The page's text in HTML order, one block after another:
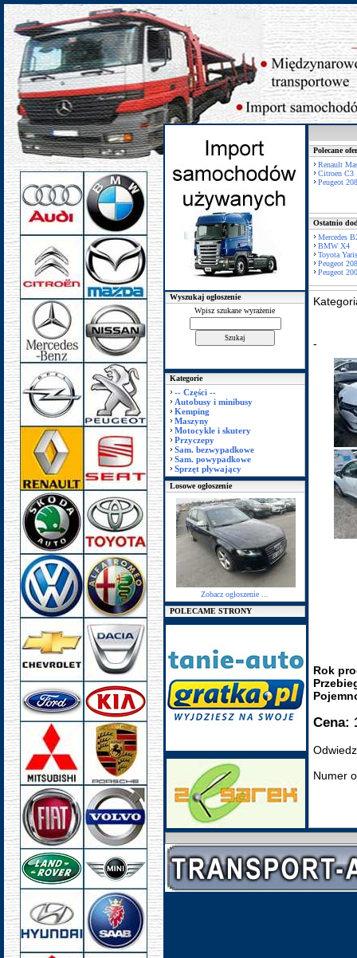
Wyszukaj ogłoszenie
Wpisz szukane wyrażenie
Kategorie
-- Części --
Autobusy i minibusy
Kemping
Maszyny
Motocykle i skutery
Przyczepy
Sam. bezwypadkowe
Sam. powypadkowe
Sprzęt pływający
Losowe ogłoszenie
Zobacz ogłoszenie ...
POLECAME STRONY
Polecane
Renault
Citroen C3
Peugeot 208
Ostatnio
Mercedes
BMW X4
Toyota Yaris
Peugeot 208
Peugeot
-
Rok
Cena:
Numer